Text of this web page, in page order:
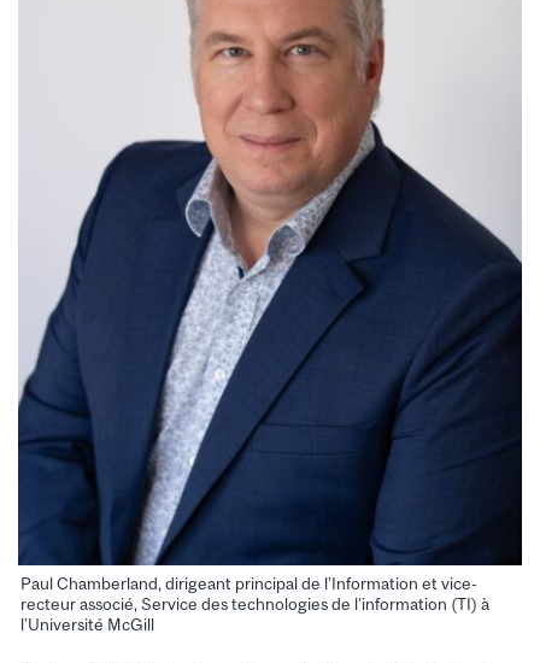
Paul Chamberland, dirigeant principal de l’Information et vice-
recteur associé, Service des technologies de l’information (TI) à
l’Université McGill